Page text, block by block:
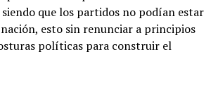
que los partidos no podían estar
esto sin renunciar a principios
políticas para construir el